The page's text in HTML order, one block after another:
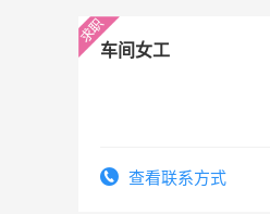
车间女工
查看联系方式